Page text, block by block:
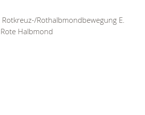
Rothalbmondbewegung E.
Halbmond